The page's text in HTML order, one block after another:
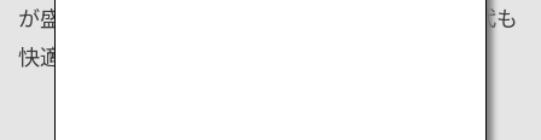
が盛りだくさん。子どもからシニアまでどの世代も
快適に過ごせる温泉宿も豊富です。